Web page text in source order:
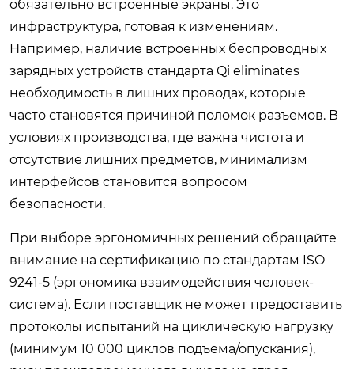
обязательно встроенные экраны. Это
инфраструктура, готовая к изменениям.
Например, наличие встроенных беспроводных
зарядных устройств стандарта Qi eliminates
необходимость в лишних проводах, которые
часто становятся причиной поломок разъемов. В
условиях производства, где важна чистота и
отсутствие лишних предметов, минимализм
интерфейсов становится вопросом
безопасности.
При выборе эргономичных решений обращайте
внимание на сертификацию по стандартам ISO
9241-5 (эргономика взаимодействия человек-
система). Если поставщик не может предоставить
протоколы испытаний на циклическую нагрузку
(минимум 10 000 циклов подъема/опускания),